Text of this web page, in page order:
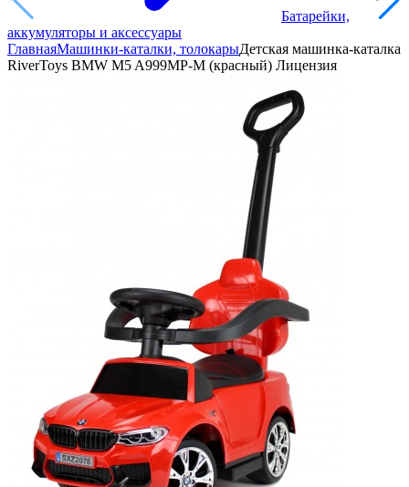
Батарейки,
аккумуляторы и аксессуары
ГлавнаяМашинки-каталки, толокарыДетская машинка-каталка
RiverToys BMW M5 A999MP-M (красный) Лицензия